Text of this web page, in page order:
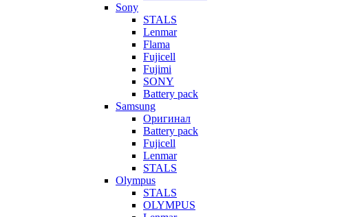
Sony
STALS
Lenmar
Flama
Fujicell
Fujimi
SONY
Battery pack
Samsung
Оригинал
Battery pack
Fujicell
Lenmar
STALS
Olympus
STALS
OLYMPUS